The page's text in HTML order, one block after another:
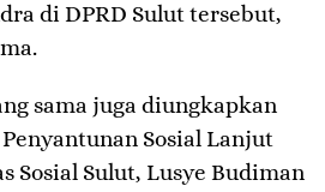
di DPRD Sulut tersebut,
sama juga diungkapkan
Sosial Lanjut
Sosial Sulut, Lusye Budiman